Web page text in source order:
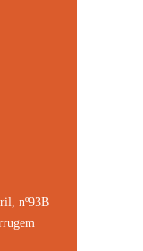
nº93B